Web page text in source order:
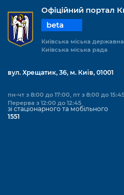
Офіційний портал
beta
Київська міська державна
Київська міська рада
вул. Хрещатик, 36, м. Київ, 01001
пн-чт з 8:00 до 17:00, пт з 8:00 до 15:45
Перерва з 12:00 до 12:45
зі стаціонарного та мобільного
1551